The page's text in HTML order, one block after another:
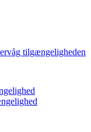
tilgængeligheden